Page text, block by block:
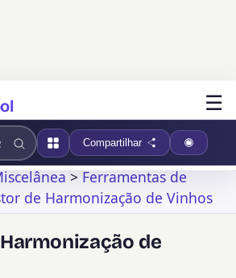
☰
Compartilhar
>Ferramentas de
de Harmonização de Vinhos
de